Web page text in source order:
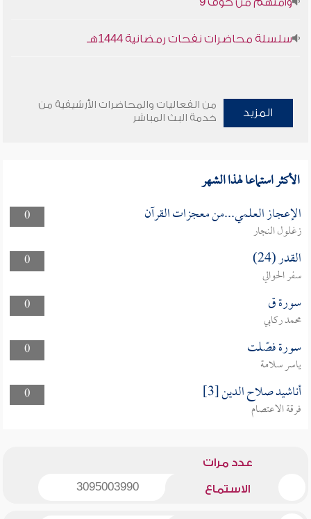
سلسلة محاضرات نفحات رمضانية 1444هـ
المزيد
من الفعاليات والمحاضرات الأرشيفية من
خدمة البث المباشر
الأكثر استماعا لهذا الشهر
0 الإعجاز العلمي...من معجزات القرآن
زغلول النجار
0
القدر (24)
سفر الحوالي
0
سورة ق
محمد ركابي
0
سورة فصّلت
ياسر سلامة
0
أناشيد صلاح الدين [3]
فرقة الاعتصام
عدد مرات
الاستماع 3095003990